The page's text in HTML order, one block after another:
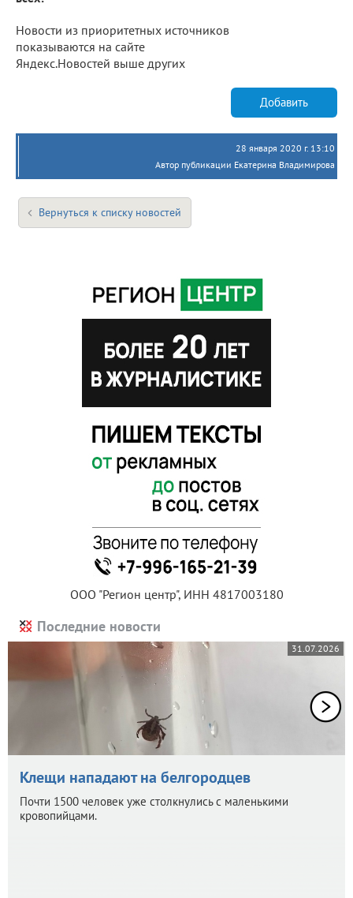
Новости из приоритетных источников
показываются на сайте
Яндекс.Новостей выше других
Добавить
28 января 2020 г. 13:10
Автор публикации Екатерина Владимирова
Вернуться к списку новостей
ООО "Регион центр", ИНН 4817003180
Последние новости
31.07.2026
Клещи нападают на белгородцев
Почти 1500 человек уже столкнулись с маленькими
кровопийцами.